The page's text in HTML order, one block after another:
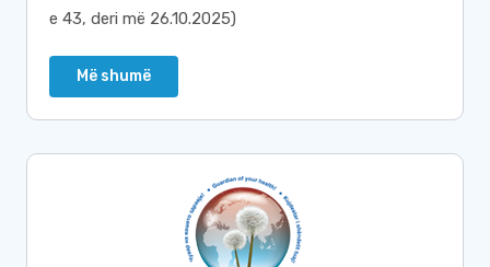
e 43, deri më 26.10.2025)
Më shumë